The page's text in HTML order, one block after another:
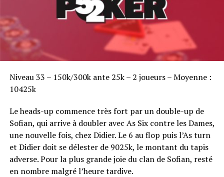
Niveau 33 – 150k/300k ante 25k – 2 joueurs – Moyenne :
10425k
Le heads-up commence très fort par un double-up de
Sofian, qui arrive à doubler avec As Six contre les Dames,
une nouvelle fois, chez Didier. Le 6 au flop puis l’As turn
et Didier doit se délester de 9025k, le montant du tapis
adverse. Pour la plus grande joie du clan de Sofian, resté
en nombre malgré l’heure tardive.